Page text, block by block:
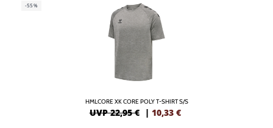
-55%
HMLCORE XK CORE POLY T-SHIRT S/S
UVP 22,95 € | 10,33 €